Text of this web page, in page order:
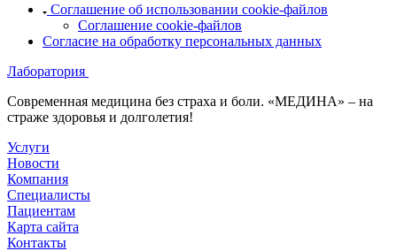
Соглашение об использовании cookie-файлов
Соглашение cookie-файлов
Согласие на обработку персональных данных
Лаборатория
Современная медицина без страха и боли. «МЕДИНА» – на
страже здоровья и долголетия!
Услуги
Новости
Компания
Специалисты
Пациентам
Карта сайта
Контакты